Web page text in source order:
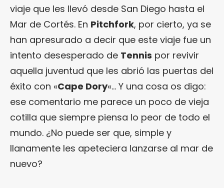
viaje que les llevó desde San Diego hasta el
Mar de Cortés. En Pitchfork, por cierto, ya se
han apresurado a decir que este viaje fue un
intento desesperado de Tennis por revivir
aquella juventud que les abrió las puertas del
éxito con «Cape Dory«… Y una cosa os digo:
ese comentario me parece un poco de vieja
cotilla que siempre piensa lo peor de todo el
mundo. ¿No puede ser que, simple y
llanamente les apeteciera lanzarse al mar de
nuevo?